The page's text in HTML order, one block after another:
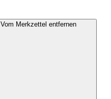
Vom Merkzettel entfernen